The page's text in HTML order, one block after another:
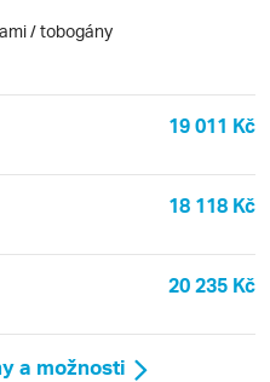
/ tobogány
19 011 Kč
18 118 Kč
20 235 Kč
a možnosti